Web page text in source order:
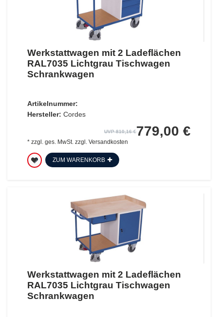
Werkstattwagen mit 2 Ladeflächen
RAL7035 Lichtgrau Tischwagen
Schrankwagen
Artikelnummer:
Hersteller: Cordes
UVP 810,16 €779,00 €
* zzgl. ges. MwSt.zzgl. Versandkosten
ZUM WARENKORB
Werkstattwagen mit 2 Ladeflächen
RAL7035 Lichtgrau Tischwagen
Schrankwagen